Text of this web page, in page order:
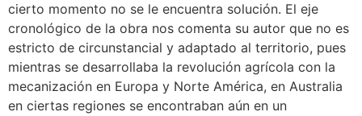
cierto momento no se le encuentra solución. El eje
cronológico de la obra nos comenta su autor que no es
estricto de circunstancial y adaptado al territorio, pues
mientras se desarrollaba la revolución agrícola con la
mecanización en Europa y Norte América, en Australia
en ciertas regiones se encontraban aún en un